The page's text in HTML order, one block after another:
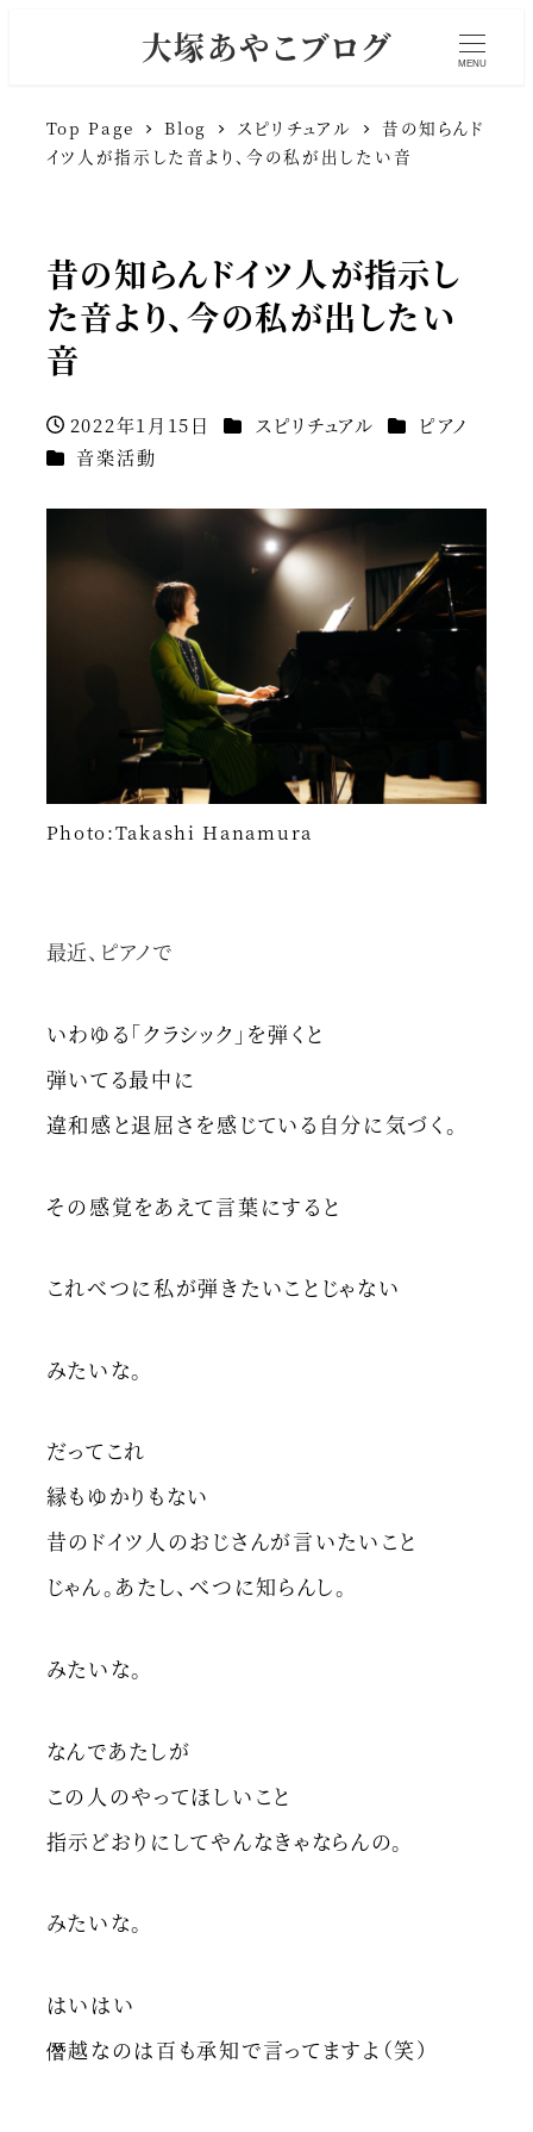
大塚あやこブログ MENU
Top Page Blog スピリチュアル
昔の知らんド
イツ人が指示した音より、今の私が出したい音
昔の知らんドイツ人が指示し
た音より、今の私が出したい
音
投稿日
2022年1月15日 カテゴリー
スピリチュアル カテゴリー
ピアノ
カテゴリー
音楽活動
Photo:Takashi Hanamura
最近、ピアノで
いわゆる「クラシック」を弾くと
弾いてる最中に
違和感と退屈さを感じている自分に気づく。
その感覚をあえて言葉にすると
これべつに私が弾きたいことじゃない
みたいな。
だってこれ
縁もゆかりもない
昔のドイツ人のおじさんが言いたいこと
じゃん。あたし、べつに知らんし。
みたいな。
なんであたしが
この人のやってほしいこと
指示どおりにしてやんなきゃならんの。
みたいな。
はいはい
僭越なのは百も承知で言ってますよ（笑）